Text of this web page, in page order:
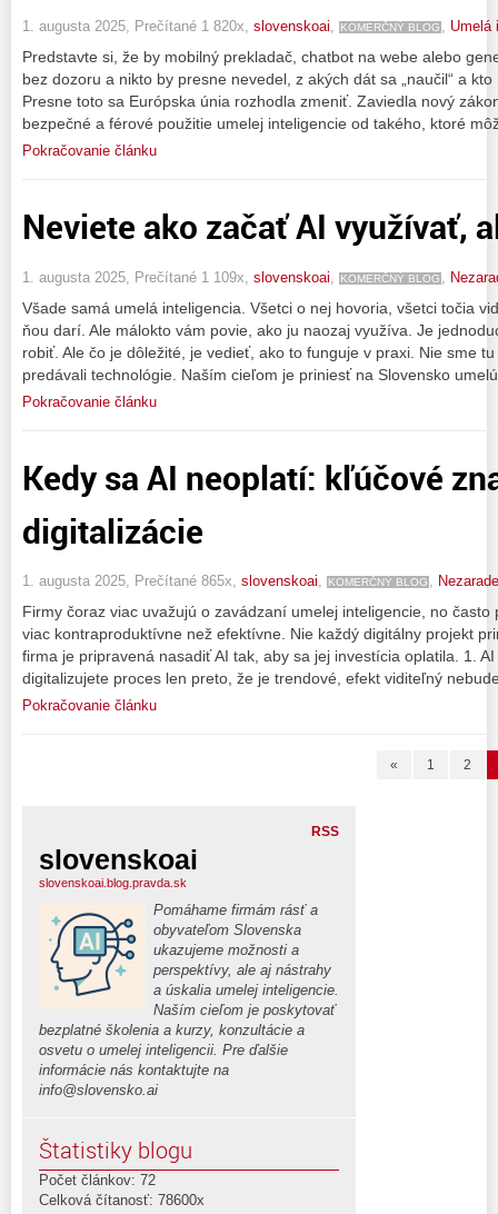
1. augusta 2025, Prečítané 1 820x, slovenskoai KOMERČNÝ BLOG Umelá
Predstavte si, že by mobilný prekladač, chatbot na webe alebo
bez dozoru a nikto by presne nevedel, z akých dát sa „naučil“ a
Presne toto sa Európska únia rozhodla zmeniť. Zaviedla nový
bezpečné a férové použitie umelej inteligencie od takého, ktoré
Pokračovanie článku
Neviete ako začať AI využívať,
1. augusta 2025, Prečítané 1 109x, slovenskoai KOMERČNÝ BLOG
Všade samá umelá inteligencia. Všetci o nej hovoria, všetci točia
ňou darí. Ale málokto vám povie, ako ju naozaj využíva. Je
robiť. Ale čo je dôležité, je vedieť, ako to funguje v praxi. Nie sme
predávali technológie. Naším cieľom je priniesť na Slovensko
Pokračovanie článku
Kedy sa AI neoplatí: kľúčové
digitalizácie
1. augusta 2025, Prečítané 865x, slovenskoai, KOMERČNÝ BLOG ,
Firmy čoraz viac uvažujú o zavádzaní umelej inteligencie, no
viac kontraproduktívne než efektívne. Nie každý digitálny projekt
firma je pripravená nasadiť AI tak, aby sa jej investícia oplatila. 1.
digitalizujete proces len preto, že je trendové, efekt viditeľný
Pokračovanie článku
« 1 2
RSS
slovenskoai
slovenskoai.blog.pravda.sk
Pomáhame firmám rásť a
obyvateľom Slovenska
ukazujeme možnosti a
perspektívy, ale aj nástrahy
a úskalia umelej inteligencie.
Naším cieľom je poskytovať
bezplatné školenia a kurzy, konzultácie a
osvetu o umelej inteligencii. Pre ďalšie
informácie nás kontaktujte na
info@slovensko.ai
Štatistiky blogu
Počet článkov: 72
Celková čítanosť: 78600x